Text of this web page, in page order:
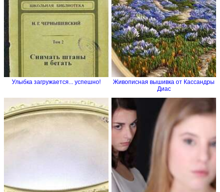
Улыбка загружается... успешно!
Живописная вышивка от Кассандры
Диас